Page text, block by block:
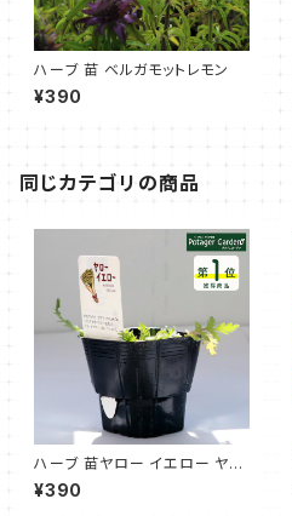
ハーブ 苗 ベルガモットレモン
¥390
同じカテゴリの商品
ハーブ 苗ヤロー イエロー ヤロ
ウ
¥390